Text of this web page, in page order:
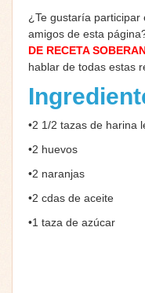
¿Te gustaría
amigos de esta
DE RECETA
hablar de todas estas
•2 1/2 tazas de harina
•2 huevos
•2 naranjas
•2 cdas de aceite
•1 taza de azúcar